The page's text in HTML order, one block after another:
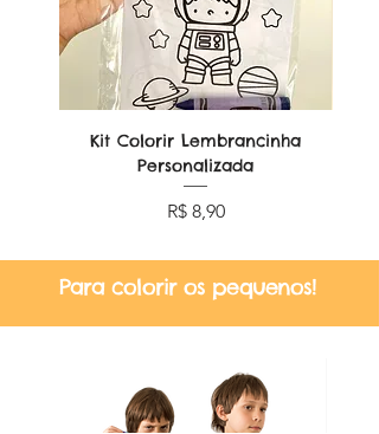
Kit Colorir Lembrancinha
Personalizada
Preço
R$ 8,90
Para colorir os pequenos!